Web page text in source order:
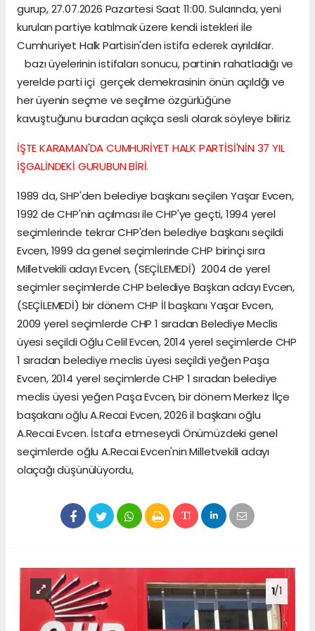
gurup, 27.07.2026 Pazartesi Saat 11:00. Sularında, yeni
kurulan partiye katılmak üzere kendi istekleri ile
Cumhuriyet Halk Partisin'den istifa ederek ayrıldılar.
bazı üyelerinin istifaları sonucu, partinin rahatladığı ve
yerelde parti içi gerçek demekrasinin önün açıldğı ve
her üyenin seçme ve seçilme özgürlüğüne
kavuştuğunu buradan açıkça sesli olarak söyleye biliriz.
İŞTE KARAMAN'DA CUMHURİYET HALK PARTİSİ'NİN 37 YIL
İŞGALİNDEKİ GURUBUN BİRİ.
1989 da, SHP'den belediye başkanı seçilen Yaşar Evcen,
1992 de CHP'nin açılması ile CHP'ye geçti, 1994 yerel
seçimlerinde tekrar CHP'den belediye başkanı seçildi
Evcen, 1999 da genel seçimlerinde CHP birinçi sıra
Milletvekili adayı Evcen, (SEÇİLEMEDİ) 2004 de yerel
seçimler seçimlerde CHP belediye Başkan adayı Evcen,
(SEÇİLEMEDİ) bir dönem CHP İl başkanı Yaşar Evcen,
2009 yerel seçimlerde CHP 1 sıradan Belediye Meclis
üyesi seçildi Oğlu Celil Evcen, 2014 yerel seçimlerde CHP
1 sıradan belediye meclis üyesi seçildi yeğen Paşa
Evcen, 2014 yerel seçimlerde CHP 1 sıradan belediye
meclis üyesi yeğen Paşa Evcen, bir dönem Merkez İlçe
başakanı oğlu A.Recai Evcen, 2026 il başkanı oğlu
A.Recai Evcen. İstafa etmeseydi Önümüzdeki genel
seçimlerde oğlu A.Recai Evcen'nin Milletvekili adayı
olaçağı düşünülüyordu,
1/1